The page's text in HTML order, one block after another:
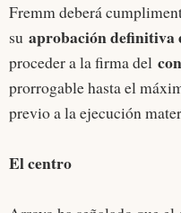
Fremm deberá
su aprobación definitiva
proceder a la firma del
prorrogable hasta el
previo a la ejecución
El centro